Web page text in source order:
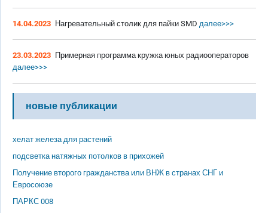
14.04.2023 Нагревательный столик для пайки SMD далее>>>
23.03.2023 Примерная программа кружка юных радиооператоров
далее>>>
новые публикации
хелат железа для растений
подсветка натяжных потолков в прихожей
Получение второго гражданства или ВНЖ в странах СНГ и
Евросоюзе
ПАРКС 008